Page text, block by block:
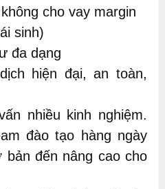
cho vay margin
sinh)
đa dạng
hiện đại, an toàn,
nhiều kinh nghiệm.
đào tạo hàng ngày
bản đến nâng cao cho